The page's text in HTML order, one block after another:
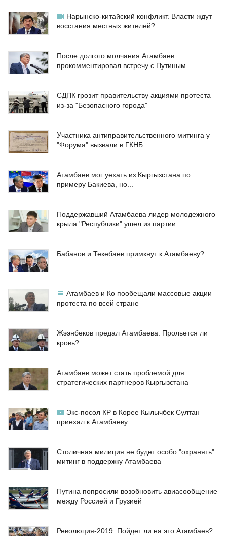
Нарынско-китайский конфликт. Власти ждут
восстания местных жителей?
После долгого молчания Атамбаев
прокомментировал встречу с Путиным
СДПК грозит правительству акциями протеста
из-за "Безопасного города"
Участника антиправительственного митинга у
"Форума" вызвали в ГКНБ
Атамбаев мог уехать из Кыргызстана по
примеру Бакиева, но...
Поддержавший Атамбаева лидер молодежного
крыла "Республики" ушел из партии
Бабанов и Текебаев примкнут к Атамбаеву?
Атамбаев и Ко пообещали массовые акции
протеста по всей стране
Жээнбеков предал Атамбаева. Прольется ли
кровь?
Атамбаев может стать проблемой для
стратегических партнеров Кыргызстана
Экс-посол КР в Корее Кылычбек Султан
приехал к Атамбаеву
Столичная милиция не будет особо "охранять"
митинг в поддержку Атамбаева
Путина попросили возобновить авиасообщение
между Россией и Грузией
Революция-2019. Пойдет ли на это Атамбаев?